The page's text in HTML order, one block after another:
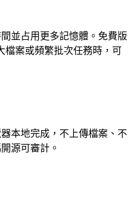
並占用更多記憶體。免費版
檔案或頻繁批次任務時，可
本地完成，不上傳檔案、不
源可審計。